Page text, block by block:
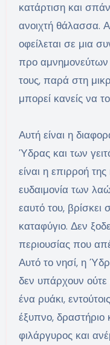
κατάρτιση και
ανοιχτή θάλασσα.
οφείλεται σε μια
προ αμνημονεύτων
τους, παρά στη
μπορεί κανείς να
Αυτή είναι η
Ύδρας και των
είναι η επιρροή
ευδαιμονία των
εαυτό του, βρίσκει
καταφύγιο. Δεν
περιουσίας που
Αυτό το νησί, η
δεν υπάρχουν ούτε
ένα ρυάκι,
έξυπνο, δραστήριο
φιλάργυρος και